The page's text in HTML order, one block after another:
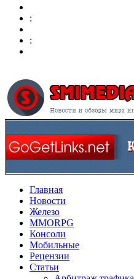
:
:
Главная
Новости
Железо
MMORPG
Консоли
Мобильные
Рецензии
Статьи